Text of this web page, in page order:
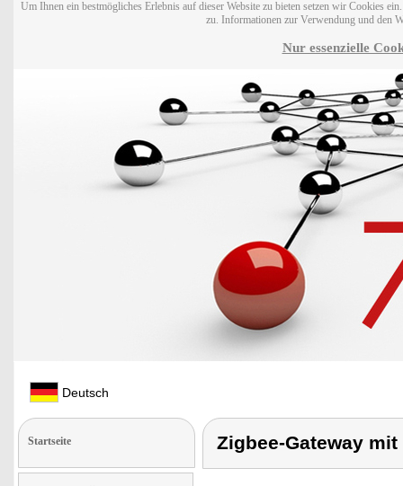
Um Ihnen ein bestmögliches Erlebnis auf dieser Website zu bieten setzen wir Cookies
zu. Informationen zur Verwendung und den
Nur essenzielle
Deutsch
Startseite Zigbee-Gateway